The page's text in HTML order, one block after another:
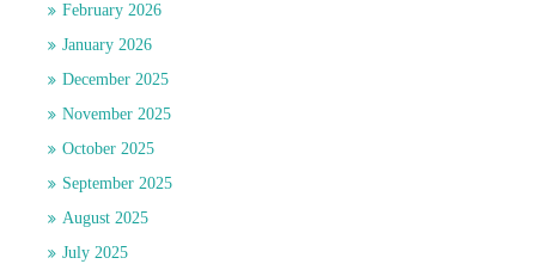
February 2026
January 2026
December 2025
November 2025
October 2025
September 2025
August 2025
July 2025